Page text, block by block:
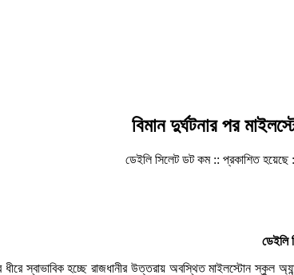
বিমান দুর্ঘটনার পর
ডেইলি সিলেট ডট কম ::প্রকাশিত
ডেইলি
ধীরে স্বাভাবিক হচ্ছে রাজধানীর উত্তরায় অবস্থিত মাইলস্টোন